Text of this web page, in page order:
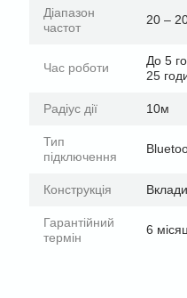
Діапазон
частот
20 –
Час роботи
До 5
25
Радіус дії 10м
Тип
підключення
Конструкція
Гарантійний
термін
6